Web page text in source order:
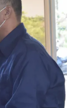
483/GP-BTTTT